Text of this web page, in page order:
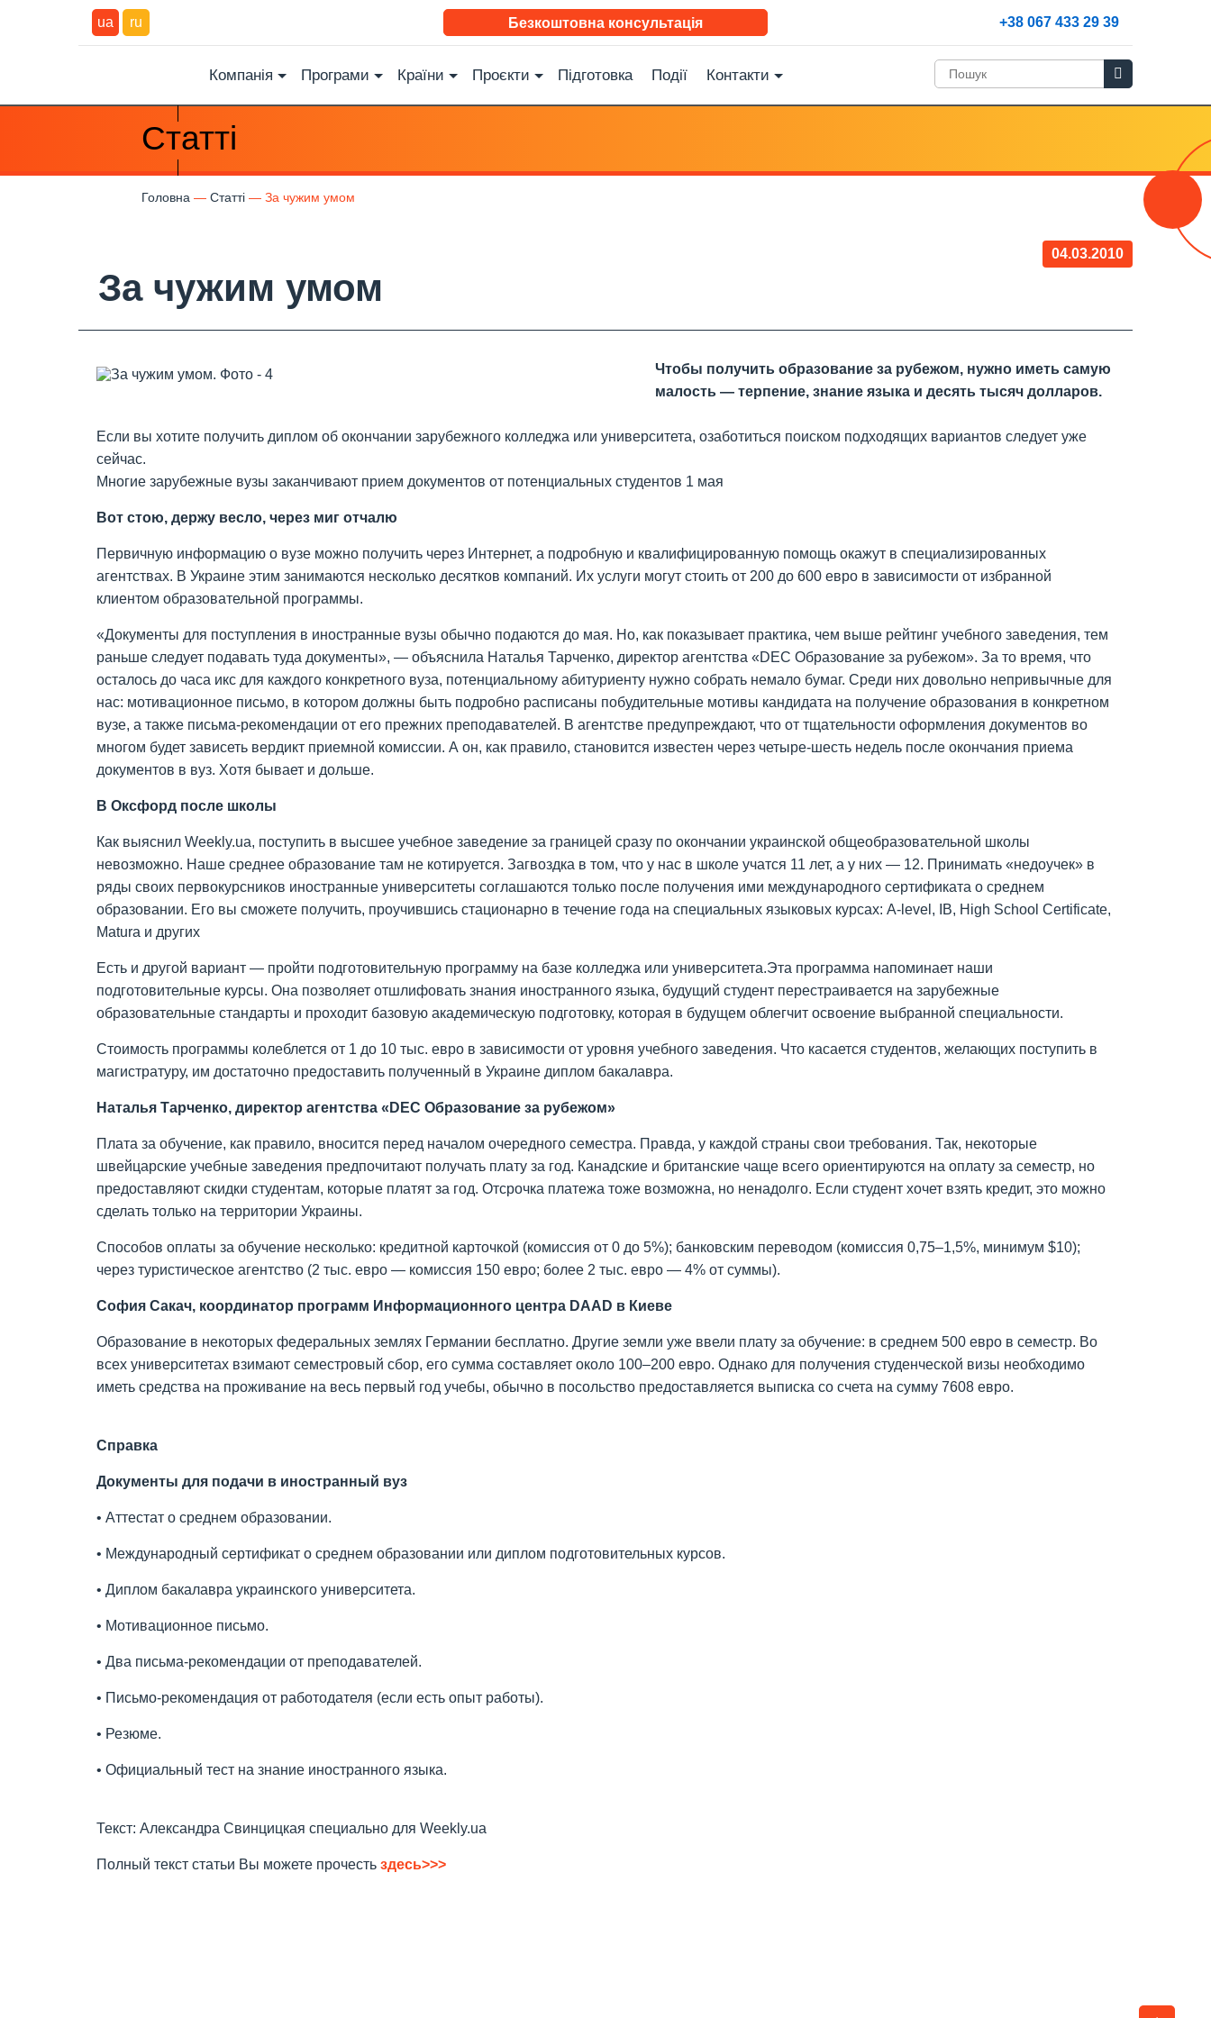
ua ru Безкоштовна консультація +38 067 433 29 39
Компанія Програми Країни Проєкти Підготовка Події Контакти
Статті
Головна Статті За чужим умом
За чужим умом
04.03.2010
Чтобы получить образование за рубежом, нужно иметь самую
малость — терпение, знание языка и десять тысяч долларов.
Если вы хотите получить диплом об окончании зарубежного колледжа или университета, озаботиться поиском подходящих вариантов следует уже
сейчас.
Многие зарубежные вузы заканчивают прием документов от потенциальных студентов 1 мая
Вот стою, держу весло, через миг отчалю
Первичную информацию о вузе можно получить через Интернет, а подробную и квалифицированную помощь окажут в специализированных
агентствах. В Украине этим занимаются несколько десятков компаний. Их услуги могут стоить от 200 до 600 евро в зависимости от избранной
клиентом образовательной программы.
«Документы для поступления в иностранные вузы обычно подаются до мая. Но, как показывает практика, чем выше рейтинг учебного заведения, тем
раньше следует подавать туда документы», — объяснила Наталья Тарченко, директор агентства «DEC Образование за рубежом». За то время, что
осталось до часа икс для каждого конкретного вуза, потенциальному абитуриенту нужно собрать немало бумаг. Среди них довольно непривычные для
нас: мотивационное письмо, в котором должны быть подробно расписаны побудительные мотивы кандидата на получение образования в конкретном
вузе, а также письма-рекомендации от его прежних преподавателей. В агентстве предупреждают, что от тщательности оформления документов во
многом будет зависеть вердикт приемной комиссии. А он, как правило, становится известен через четыре-шесть недель после окончания приема
документов в вуз. Хотя бывает и дольше.
В Оксфорд после школы
Как выяснил Weekly.ua, поступить в высшее учебное заведение за границей сразу по окончании украинской общеобразовательной школы
невозможно. Наше среднее образование там не котируется. Загвоздка в том, что у нас в школе учатся 11 лет, а у них — 12. Принимать «недоучек» в
ряды своих первокурсников иностранные университеты соглашаются только после получения ими международного сертификата о среднем
образовании. Его вы сможете получить, проучившись стационарно в течение года на специальных языковых курсах: A-level, IB, High School Certificate,
Matura и других
Есть и другой вариант — пройти подготовительную программу на базе колледжа или университета.Эта программа напоминает наши
подготовительные курсы. Она позволяет отшлифовать знания иностранного языка, будущий студент перестраивается на зарубежные
образовательные стандарты и проходит базовую академическую подготовку, которая в будущем облегчит освоение выбранной специальности.
Стоимость программы колеблется от 1 до 10 тыс. евро в зависимости от уровня учебного заведения. Что касается студентов, желающих поступить в
магистратуру, им достаточно предоставить полученный в Украине диплом бакалавра.
Наталья Тарченко, директор агентства «DEC Образование за рубежом»
Плата за обучение, как правило, вносится перед началом очередного семестра. Правда, у каждой страны свои требования. Так, некоторые
швейцарские учебные заведения предпочитают получать плату за год. Канадские и британские чаще всего ориентируются на оплату за семестр, но
предоставляют скидки студентам, которые платят за год. Отсрочка платежа тоже возможна, но ненадолго. Если студент хочет взять кредит, это можно
сделать только на территории Украины.
Способов оплаты за обучение несколько: кредитной карточкой (комиссия от 0 до 5%); банковским переводом (комиссия 0,75–1,5%, минимум $10);
через туристическое агентство (2 тыс. евро — комиссия 150 евро; более 2 тыс. евро — 4% от суммы).
София Сакач, координатор программ Информационного центра DAAD в Киеве
Образование в некоторых федеральных землях Германии бесплатно. Другие земли уже ввели плату за обучение: в среднем 500 евро в семестр. Во
всех университетах взимают семестровый сбор, его сумма составляет около 100–200 евро. Однако для получения студенческой визы необходимо
иметь средства на проживание на весь первый год учебы, обычно в посольство предоставляется выписка со счета на сумму 7608 евро.
Справка
Документы для подачи в иностранный вуз
• Аттестат о среднем образовании.
• Международный сертификат о среднем образовании или диплом подготовительных курсов.
• Диплом бакалавра украинского университета.
• Мотивационное письмо.
• Два письма-рекомендации от преподавателей.
• Письмо-рекомендация от работодателя (если есть опыт работы).
• Резюме.
• Официальный тест на знание иностранного языка.
Текст: Александра Свинцицкая специально для Weekly.ua
Полный текст статьи Вы можете прочесть здесь>>>